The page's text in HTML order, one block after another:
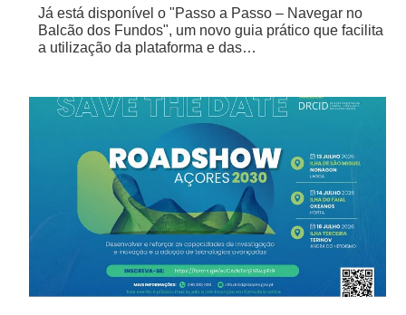
Já está disponível o "Passo a Passo – Navegar no
Balcão dos Fundos", um novo guia prático que facilita
a utilização da plataforma e das…